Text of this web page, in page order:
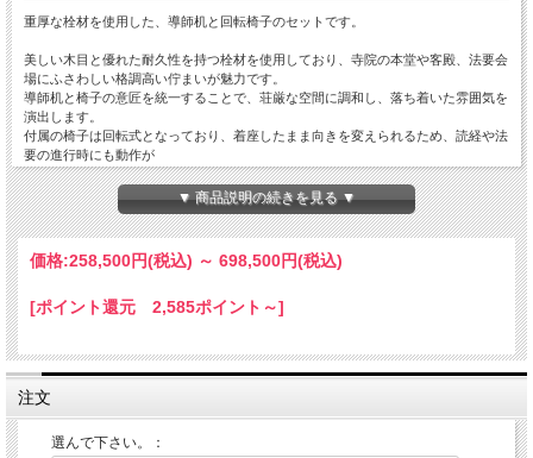
重厚な栓材を使用した、導師机と回転椅子のセットです。
美しい木目と優れた耐久性を持つ栓材を使用しており、寺院の本堂や客殿、法要会
場にふさわしい格調高い佇まいが魅力です。
導師机と椅子の意匠を統一することで、荘厳な空間に調和し、落ち着いた雰囲気を
演出します。
付属の椅子は回転式となっており、着座したまま向きを変えられるため、読経や法
要の進行時にも動作が
しやすくなっています。椅子の高さ調整も可能です。立ち座りの負担を軽減できる
ため、長時間の法要や儀式にも適しています。
導師机は経本や過去帳、木鉦、印金などを置くための十分なスペースを確保し、実
用性にも優れています。
堅牢な造りのため長期間にわたり安心してご使用いただけます。
机・回転椅子セットです。
机のみ、曲録のみ、机・曲録セットから選べます。
▼ 商品説明の続きを見る ▼
価格:258,500円(税込) ～ 698,500円(税込)
[ポイント還元 2,585ポイント～]
注文
選んで下さい。：